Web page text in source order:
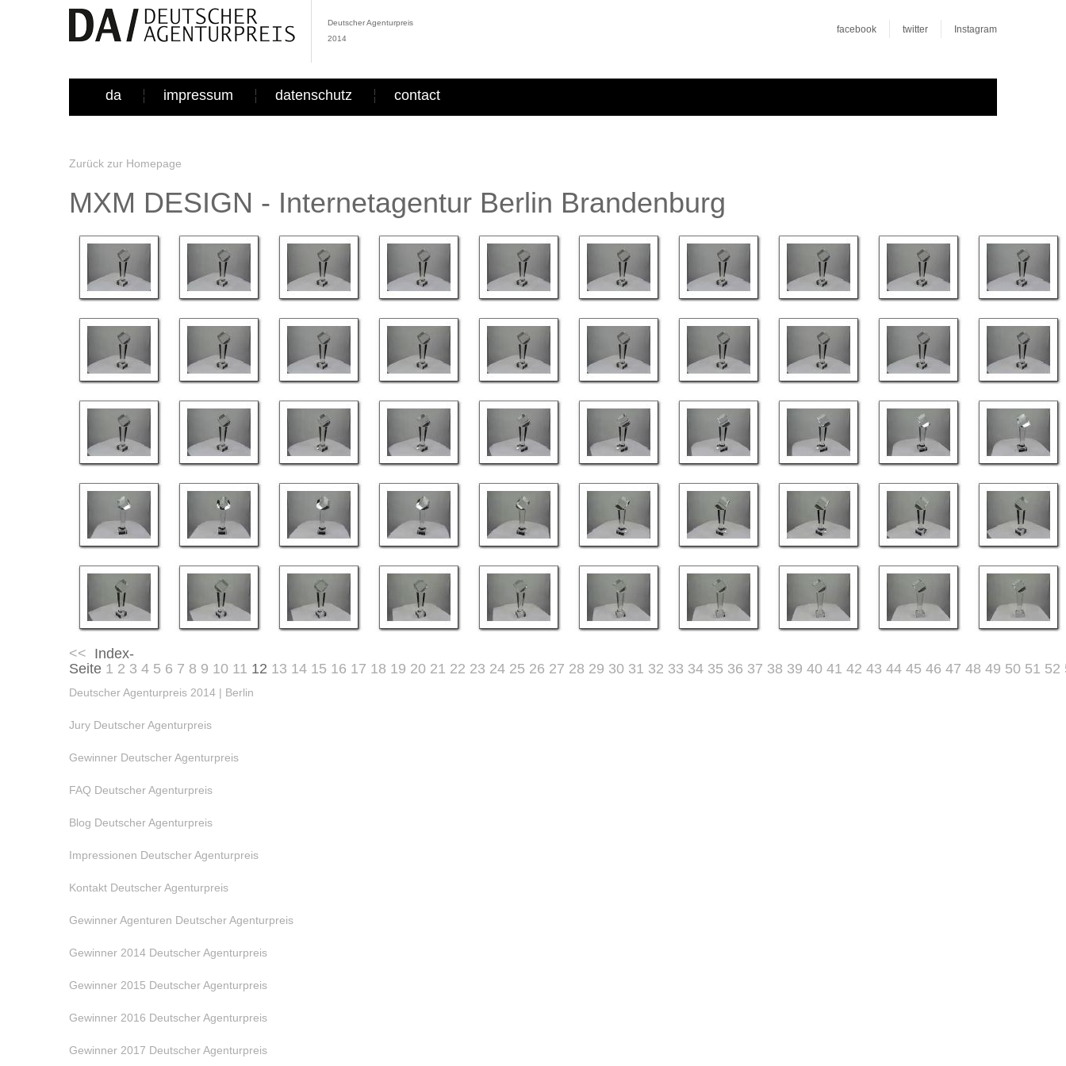
Deutscher Agenturpreis
2014
facebook twitter Instagram
da impressum datenschutz contact
Zurück zur Homepage
MXM DESIGN - Internetagentur Berlin Brandenburg
<< Index-
Seite 1 2 3 4 5 6 7 8 9 10 11 12 13 14 15 16 17 18 19 20 21 22 23 24 25 26 27 28 29 30 31 32 33 34 35 36 37 38 39 40 41 42 43 44 45 46 47 48 49 50 51 52
Deutscher Agenturpreis 2014 | Berlin
Jury Deutscher Agenturpreis
Gewinner Deutscher Agenturpreis
FAQ Deutscher Agenturpreis
Blog Deutscher Agenturpreis
Impressionen Deutscher Agenturpreis
Kontakt Deutscher Agenturpreis
Gewinner Agenturen Deutscher Agenturpreis
Gewinner 2014 Deutscher Agenturpreis
Gewinner 2015 Deutscher Agenturpreis
Gewinner 2016 Deutscher Agenturpreis
Gewinner 2017 Deutscher Agenturpreis